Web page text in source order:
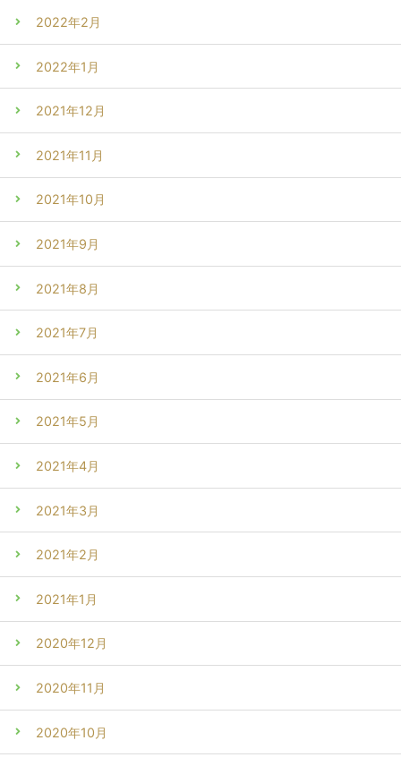
2022年2月
2022年1月
2021年12月
2021年11月
2021年10月
2021年9月
2021年8月
2021年7月
2021年6月
2021年5月
2021年4月
2021年3月
2021年2月
2021年1月
2020年12月
2020年11月
2020年10月